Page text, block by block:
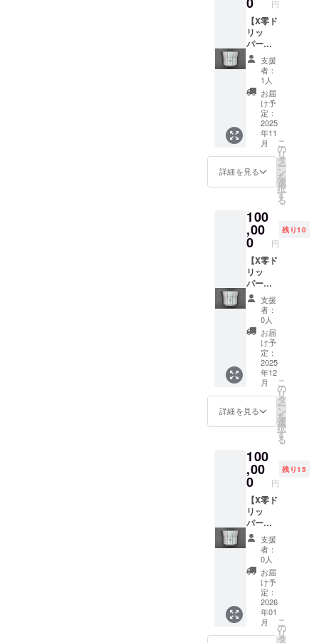
どが生
じるこ
とがあ
りま
す。何
とぞご
了承い
ただけ
ますよ
うお願
いいた
しま
す。
めご了
承くだ
さい。
※リター
ン商品
の製作
には万
全を期
して取
り組み
ます
が、ハ
ンドメ
イドの
合部や
表面に
小傷な
どが生
じるこ
とがあ
りま
す。何
とぞご
了承い
ただけ
ますよ
うお願
いいた
しま
す。
ページ
に掲載
するお
名前 or
ニック
ネーム
※商品の
発送は
日本国
内に限
らせて
いただ
きま
お名前
or ニッ
あって
も公序
良俗に
反する
など当
方が相
応しく
ないと
判断し
た場合
は、掲
載をお
断りす
る場合
がござ
いま
めご了
承くだ
ン商品
の製作
には万
全を期
して取
り組み
ます
が、ハ
ンドメ
イドの
ため接
合部や
表面に
若干の
変形や
小傷な
2025年
09月〜
★H2Ox
デ
ビュー
記念ス
テッ
カー(大)
・サイ
ズ：
W150×
H210m
考欄に
以下の
す。 ・
告知
ページ
に掲載
するお
名前 or
ニック
ネーム
※商品の
発送は
日本国
内に限
らせて
いただ
きま
す。 ※
お名前
or ニッ
も公序
良俗に
反する
など当
方が相
応しく
ないと
判断し
た場合
は、掲
載をお
断りす
る場合
がござ
いま
す。予
めご了
お名前
を掲載
しま
す。 ・
掲載期
間：
H2Ox零
デ
ビュー
告知
ページ
が存続
する限
り掲載
・掲載
イズ：
小／
2025年
09月〜
★H2Ox
デ
ビュー
記念ス
テッ
カー(大)
・サイ
ズ：
W150×
H210m
考欄に
以下の
ご記入
告知
ページ
に掲載
するお
名前 or
ニック
ネーム
※商品の
発送は
日本国
内に限
らせて
いただ
きま
す。 ※
お名前
or ニッ
：約
200g ・
アタッ
チメン
ト：2個
(AT-1,
AT-2) ★
試作ア
タッチ
メン
ト：2個
(AT-3,
AT-4)
★H2Ox
零デ
ビュー
告知
に支援
者様の
お名前
を掲載
しま
す。 ・
掲載期
間：
H2Ox零
ビュー
告知
ページ
が存続
する限
り掲載
・掲載
方法：
文字の
み／サ
小／
2025年
09月〜
★H2Ox
デ
ビュー
記念ス
テッ
カー(大)
・サイ
ズ：
W150×
H210m
考欄に
以下の
ご記入
(大)】
★X零ド
リッ
パー ・
Aタイプ
(オール
ヘアラ
イン仕
様) or B
タイプ
(部分研
磨仕
様：天
面＋中
面) ・数
量
：1点
ズ ：
W104×
D104×
H72mm
・重
量
：約
200g ・
アタッ
チメン
ト：2個
(AT-1,
AT-2) ★
ベース
・サイ
ズ：
W120×
D120×
H2mm
※画像は
トで
す。実
物はヘ
アライ
ンのス
テンレ
スにな
りま
す。 ★
珈琲豆
「
Brewm
Tokyo X
零スペ
シャル
」 ・名
円
【X零ド
リッ
パー
AorBタ
イプ＋
ベース
＋X零珈
琲豆＋
試作ア
タッチ
メント
＋デ
ビュー
告知
ページ
お名前
＋ス
テッ
カー
(大)】
★X零ド
リッ
パー ・
Aタイプ
(オール
ヘアラ
イン仕
様) or B
タイプ
(部分研
磨仕
様：天
面＋中
面) ・数
量
：1点
ズ ：
W104×
D104×
H72mm
・重
量
：約
200g ・
アタッ
チメン
ト：2個
(AT-1,
AT-2) ★
ベース
・サイ
ズ：
W120×
支援
者：
1人
お届
け予
定：
2025
年11
月
詳細を見る
こ
の
リ
タ
ー
ン
を
選
択
す
る
100
,00
0 円
残り10
【X零ド
リッ
パー
AorBタ
イプ＋
ベース
＋X零珈
琲豆＋
試作ア
タッチ
メント
＋デ
ビュー
告知
ページ
お名前
＋ス
テッ
カー
(大)】
★X零ド
リッ
パー ・
Aタイプ
(オール
ヘアラ
イン仕
様) or B
タイプ
(部分研
磨仕
様：天
面＋中
支援
者：
0人
お届
け予
定：
2025
年12
月
詳細を見る
こ
の
リ
タ
ー
ン
を
選
択
す
る
100
,00
0 円
残り15
【X零ド
リッ
パー
AorBタ
イプ＋
ベース
＋X零珈
琲豆＋
試作ア
タッチ
メント
＋デ
ビュー
支援
者：
0人
お届
け予
定：
2026
年01
月
こ
の
リ
タ